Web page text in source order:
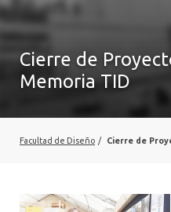
CARRERAS
ALUMNI
Cierre de
Memoria TID
Facultad de Diseño / Cierre de